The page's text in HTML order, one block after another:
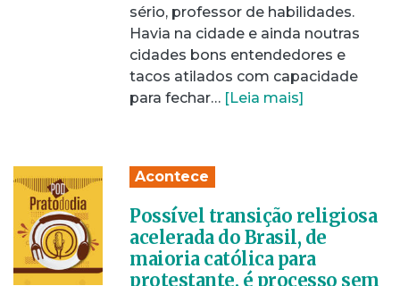
sério, professor de habilidades.
Havia na cidade e ainda noutras
cidades bons entendedores e
tacos atilados com capacidade
para fechar… [Leia mais]
Acontece
Possível transição religiosa
acelerada do Brasil, de
maioria católica para
protestante, é processo sem